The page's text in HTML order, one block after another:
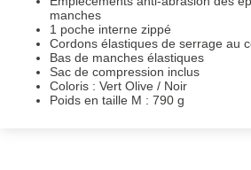
manches
1 poche interne zippé
Cordons élastiques de serrage au
Bas de manches élastiques
Sac de compression inclus
Coloris : Vert Olive / Noir
Poids en taille M : 790 g